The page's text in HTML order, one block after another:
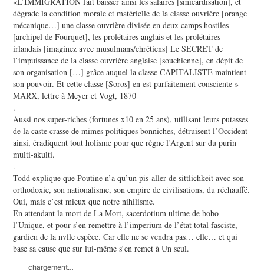
dégrade la condition morale et matérielle de la classe ouvrière [orange
mécanique…] une classe ouvrière divisée en deux camps hostiles
[archipel de Fourquet], les prolétaires anglais et les prolétaires
irlandais [imaginez avec musulmans/chrétiens] Le SECRET de
l’impuissance de la classe ouvrière anglaise [souchienne], en dépit de
son organisation […] grâce auquel la classe CAPITALISTE maintient
son pouvoir. Et cette classe [Soros] en est parfaitement consciente »
MARX, lettre à Meyer et Vogt, 1870
.
Aussi nos super-riches (fortunes x10 en 25 ans), utilisant leurs putasses
de la caste crasse de mimes politiques bonniches, détruisent l’Occident
ainsi, éradiquent tout holisme pour que règne l’Argent sur du purin
multi-akulti.
.
Todd explique que Poutine n’a qu’un pis-aller de sittlichkeit avec son
orthodoxie, son nationalisme, son empire de civilisations, du réchauffé.
Oui, mais c’est mieux que notre nihilisme.
En attendant la mort de La Mort, sacerdotium ultime de bobo
l’Unique, et pour s’en remettre à l’imperium de l’état total fasciste,
gardien de la nvlle espèce. Car elle ne se vendra pas… elle… et qui
base sa cause que sur lui-même s’en remet à Un seul.
chargement…